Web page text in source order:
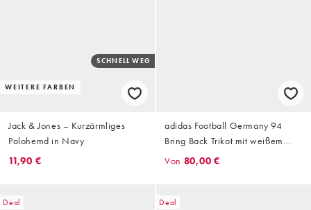
WEITERE FARBEN
SCHNELL WEG
Jack & Jones – Kurzärmliges
Polohemd in Navy
11,90 €
adidas Football Germany 94
Bring Back Trikot mit weißem
Print
Von 80,00 €
Deal Deal